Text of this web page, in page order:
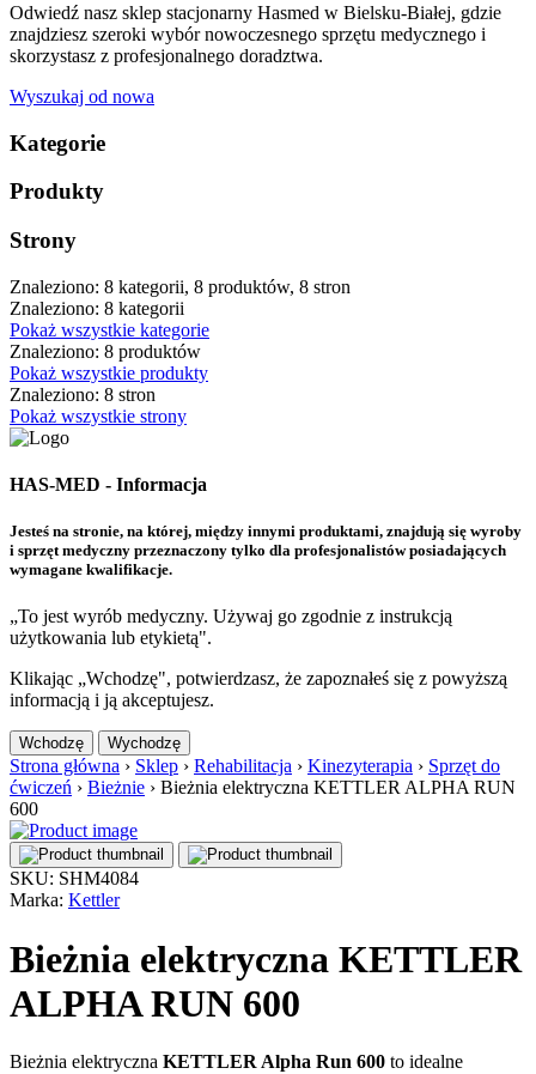
Odwiedź nasz sklep stacjonarny Hasmed w Bielsku-Białej, gdzie
znajdziesz szeroki wybór nowoczesnego sprzętu medycznego i
skorzystasz z profesjonalnego doradztwa.
Wyszukaj od nowa
Kategorie
Produkty
Strony
Znaleziono: 8 kategorii, 8 produktów, 8 stron
Znaleziono: 8 kategorii
Pokaż wszystkie kategorie
Znaleziono: 8 produktów
Pokaż wszystkie produkty
Znaleziono: 8 stron
Pokaż wszystkie strony
HAS-MED - Informacja
Jesteś na stronie, na której, między innymi produktami, znajdują się wyroby
i sprzęt medyczny przeznaczony tylko dla profesjonalistów posiadających
wymagane kwalifikacje.
„To jest wyrób medyczny. Używaj go zgodnie z instrukcją
użytkowania lub etykietą".
Klikając „Wchodzę", potwierdzasz, że zapoznałeś się z powyższą
informacją i ją akceptujesz.
Wchodzę Wychodzę
Strona główna › Sklep › Rehabilitacja › Kinezyterapia › Sprzęt do
ćwiczeń › Bieżnie › Bieżnia elektryczna KETTLER ALPHA RUN
600
SKU: SHM4084
Marka: Kettler
Bieżnia elektryczna KETTLER
ALPHA RUN 600
Bieżnia elektryczna KETTLER Alpha Run 600 to idealne